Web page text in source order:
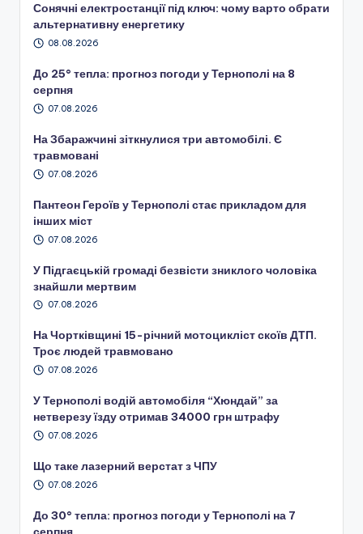
Сонячні електростанції під ключ: чому варто обрати
альтернативну енергетику
08.08.2026
До 25° тепла: прогноз погоди у Тернополі на 8
серпня
07.08.2026
На Збаражчині зіткнулися три автомобілі. Є
травмовані
07.08.2026
Пантеон Героїв у Тернополі стає прикладом для
інших міст
07.08.2026
У Підгаєцькій громаді безвісти зниклого чоловіка
знайшли мертвим
07.08.2026
На Чортківщині 15-річний мотоцикліст скоїв ДТП.
Троє людей травмовано
07.08.2026
У Тернополі водій автомобіля “Хюндай” за
нетверезу їзду отримав 34000 грн штрафу
07.08.2026
Що таке лазерний верстат з ЧПУ
07.08.2026
До 30° тепла: прогноз погоди у Тернополі на 7